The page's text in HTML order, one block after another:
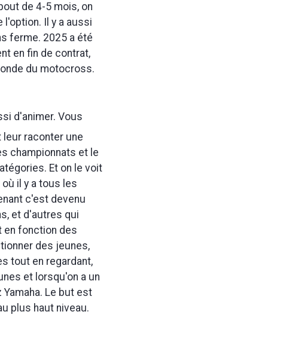
de 4-5 mois, on
Il y a aussi
ferme. 2025 a été
en fin de contrat,
du motocross.
d'animer. Vous
raconter une
championnats et le
Et on le voit
il y a tous les
c'est devenu
et d'autres qui
en fonction des
des jeunes,
tout en regardant,
et lorsqu'on a un
Le but est
plus haut niveau.